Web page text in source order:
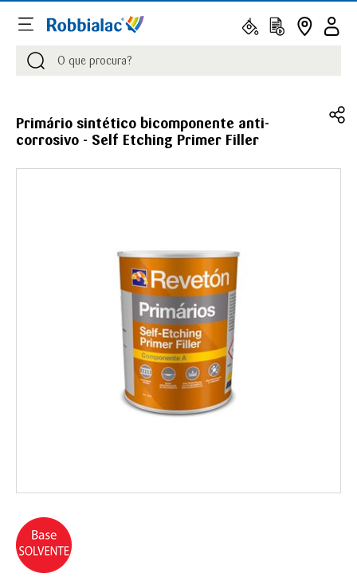
Procurar
Procurar
Primário sintético bicomponente anti-
corrosivo - Self Etching Primer Filler